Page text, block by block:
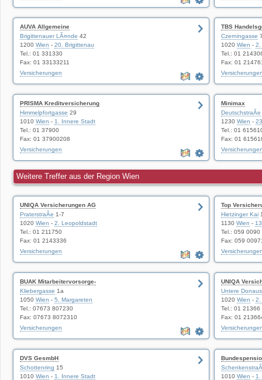
AUVA Allgemeine
Brigittenauer LÃ¤nde 42
1200 Wien - 20. Brigittenau
Tel.: 01 331330
Fax: 01 33133211
Versicherungen
TBS
Czerningasse
1020 Wien - 2.
Tel.: 01
Fax: 01
PRISMA Kreditversicherung
Himmelpfortgasse 29
1010 Wien - 1. Innere Stadt
Tel.: 01 37900
Fax: 01 37900208
Versicherungen
Minimax
DeutschstraÃe
1230 Wien -
Tel.: 01
Fax: 01
Weitere Treffer aus der Region Wien
UNIQA Versicherungen AG
PraterstraÃe 1-7
1020 Wien - 2. Leopoldstadt
Tel.: 01 211750
Fax: 01 2143336
Versicherungen
Top
Hietzinger Kai
1130 Wien -
Tel.: 059 0090
Fax: 059
BUAK Mitarbeitervorsorge-
Kliebergasse 1a
1050 Wien - 5. Margareten
Tel.: 07673 807230
Fax: 07673 8072310
Versicherungen
UNIQA
Untere
1020 Wien - 2.
Tel.: 01 21366
Fax: 01
DVS GesmbH
Schottenring 15
1010 Wien - 1. Innere Stadt
1010 Wien -